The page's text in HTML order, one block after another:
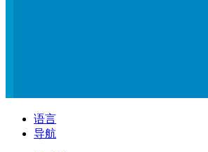
语言
导航